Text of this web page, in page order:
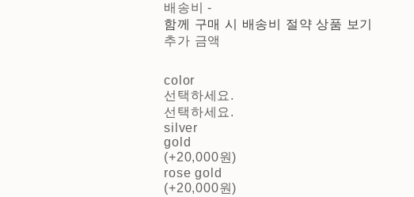
배송비-
함께 구매 시 배송비 절약 상품 보기
추가 금액
color
선택하세요.
선택하세요.
silver
gold
(+20,000원)
rose gold
(+20,000원)